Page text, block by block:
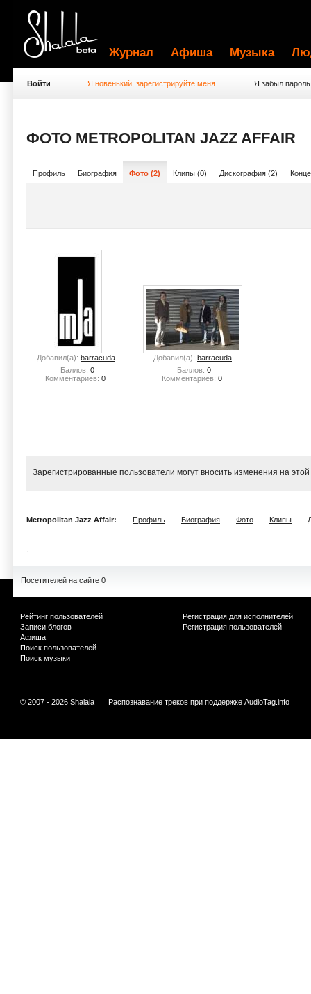
Журнал Афиша Музыка
Войти Я новенький, зарегистрируйте меня Я забыл пароль
ФОТО METROPOLITAN JAZZ AFFAIR
Профиль Биография Фото (2) Клипы (0) Дискография (2)
Добавил(а): barracuda
Баллов: 0
Комментариев: 0
Добавил(а): barracuda
Баллов: 0
Комментариев: 0
Зарегистрированные пользователи могут вносить изменения на
Metropolitan Jazz Affair: Профиль Биография Фото Клипы
Посетителей на сайте 0
Рейтинг пользователей
Записи блогов
Афиша
Поиск пользователей
Поиск музыки
Регистрация для исполнителей
Регистрация пользователей
© 2007 - 2026 Shalala Распознавание треков при поддержке AudioTag.info